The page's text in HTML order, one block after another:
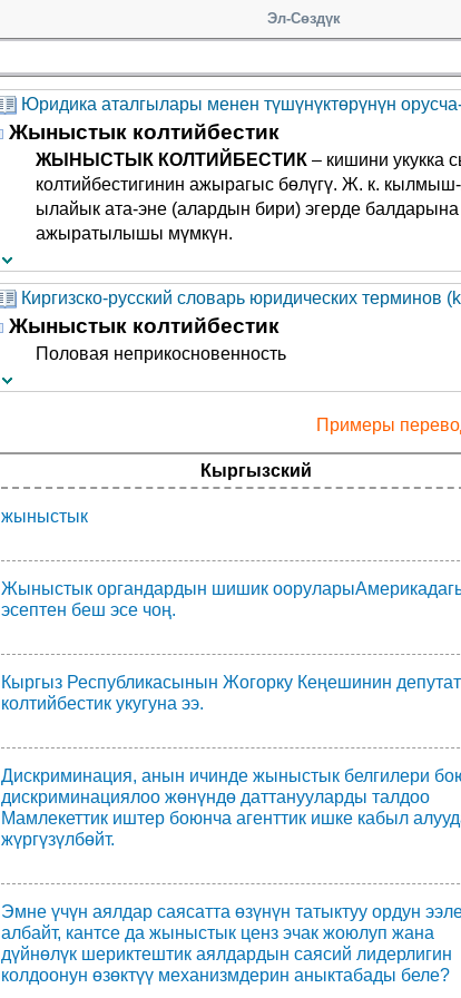
Эл-Сөздүк
Юридика аталгылары менен түшүнүктөрүнүн
Жыныстык колтийбестик
ЖЫНЫСТЫК КОЛТИЙБЕСТИК – кишини укукка
колтийбестигинин ажырагыс бөлүгү. Ж. к.
ылайык ата-эне (алардын бири) эгерде балдарына
ажыратылышы мүмкүн.
Киргизско-русский словарь юридических терминов
Жыныстык колтийбестик
Половая неприкосновенность
Примеры
Кыргызский
жыныстык
Жыныстык органдардын шишик
эсептен беш эсе чоң.
Кыргыз Республикасынын Жогорку Кеңешинин
колтийбестик укугуна ээ.
Дискриминация, анын ичинде жыныстык белгилери
дискриминациялоо жөнүндө даттанууларды талдоо
Мамлекеттик иштер боюнча агенттик ишке кабыл
жүргүзүлбөйт.
Эмне үчүн аялдар саясатта өзүнүн татыктуу ордун
албайт, кантсе да жыныстык ценз эчак жоюлуп жана
дүйнөлүк шериктештик аялдардын саясий лидерлигин
колдоонун өзөктүү механизмдерин аныктабады беле?